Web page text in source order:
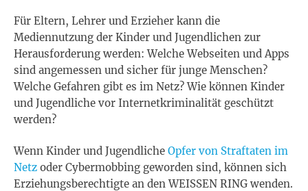
Für Eltern, Lehrer und Erzieher kann die
Mediennutzung der Kinder und Jugendlichen zur
Herausforderung werden: Welche Webseiten und Apps
sind angemessen und sicher für junge Menschen?
Welche Gefahren gibt es im Netz? Wie können Kinder
und Jugendliche vor Internetkriminalität geschützt
werden?
Wenn Kinder und Jugendliche Opfer von Straftaten im
Netz oder Cybermobbing geworden sind, können sich
Erziehungsberechtigte an den WEISSEN RING wenden.